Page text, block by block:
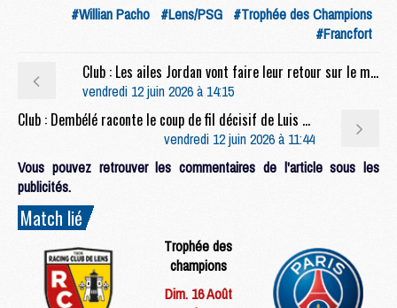
#Willian Pacho #Lens/PSG #Trophée des Champions
#Francfort
Club : Les ailes Jordan vont faire leur retour sur le maillot du PSG
vendredi 12 juin 2026 à 14:15
Club : Dembélé raconte le coup de fil décisif de Luis Enrique avant son transfert au PSG
vendredi 12 juin 2026 à 11:44
Vous pouvez retrouver les commentaires de l'article sous les
publicités.
Match lié
Trophée des
champions
Dim. 16 Août